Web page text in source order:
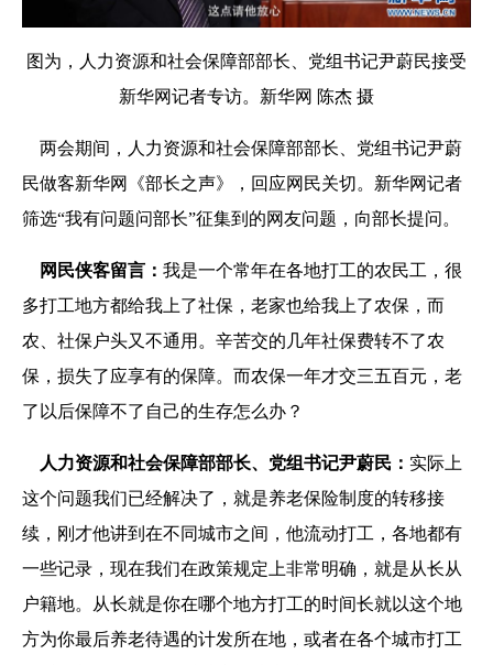
图为，人力资源和社会保障部部长、党组书记尹蔚民接受
新华网记者专访。新华网 陈杰 摄
两会期间，人力资源和社会保障部部长、党组书记尹蔚
民做客新华网《部长之声》，回应网民关切。新华网记者
筛选“我有问题问部长”征集到的网友问题，向部长提问。
网民侠客留言： 我是一个常年在各地打工的农民工，很
多打工地方都给我上了社保，老家也给我上了农保，而
农、社保户头又不通用。辛苦交的几年社保费转不了农
保，损失了应享有的保障。而农保一年才交三五百元，老
了以后保障不了自己的生存怎么办？
人力资源和社会保障部部长、党组书记尹蔚民： 实际上
这个问题我们已经解决了，就是养老保险制度的转移接
续，刚才他讲到在不同城市之间，他流动打工，各地都有
一些记录，现在我们在政策规定上非常明确，就是从长从
户籍地。从长就是你在哪个地方打工的时间长就以这个地
方为你最后养老待遇的计发所在地，或者在各个城市打工